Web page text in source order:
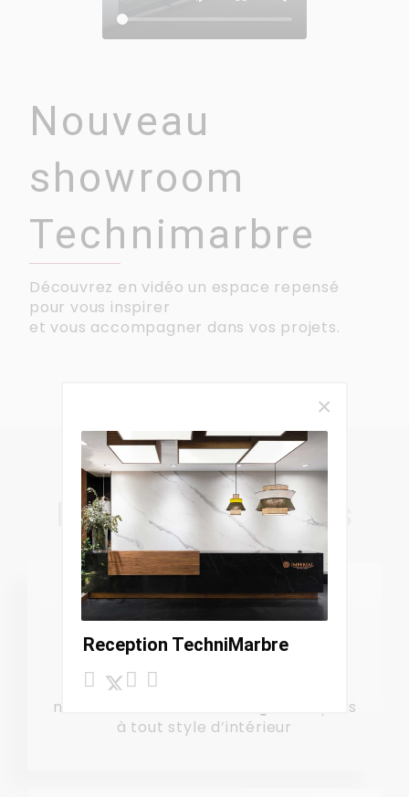
Nouveau
showroom
Technimarbre
Découvrez en vidéo un espace repensé
pour vous inspirer
et vous accompagner dans vos projets.
Granit, quartz et marbre
L’art des matières
Diversité
Nos matériaux se déclinent en une
multitude de
adaptés
à tout style d’intérieur
Reception TechniMarbre